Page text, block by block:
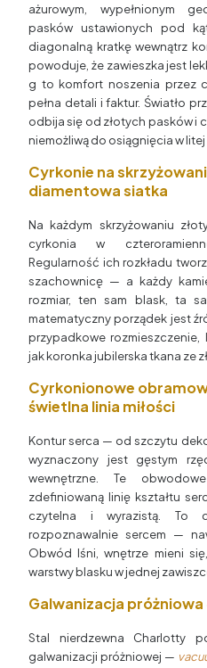
ażurowym, wypełnionym
pasków ustawionych pod
diagonalną kratkę wewnątrz
powoduje, że zawieszka jest
g to komfort noszenia przez
pełna detali i faktur. Światło
odbija się od złotych pasków i
niemożliwą do osiągnięcia w
Cyrkonie na
diamentowa siatka
Na każdym skrzyżowaniu
cyrkonia w
Regularność ich rozkładu
szachownicę — a każdy
rozmiar, ten sam blask, ta
matematyczny porządek jest
przypadkowe rozmieszczenie,
jak koronka jubilerska tkana ze
Cyrkonionowe
świetlna linia miłości
Kontur serca — od szczytu
wyznaczony jest gęstym
wewnętrzne. Te
zdefiniowaną linię kształtu
czytelna i wyrazistą. To
rozpoznawalnie sercem —
Obwód lśni, wnętrze mieni
warstwy blasku w jednej
Galwanizacja
Stal nierdzewna Charlotty
galwanizacji próżniowej —